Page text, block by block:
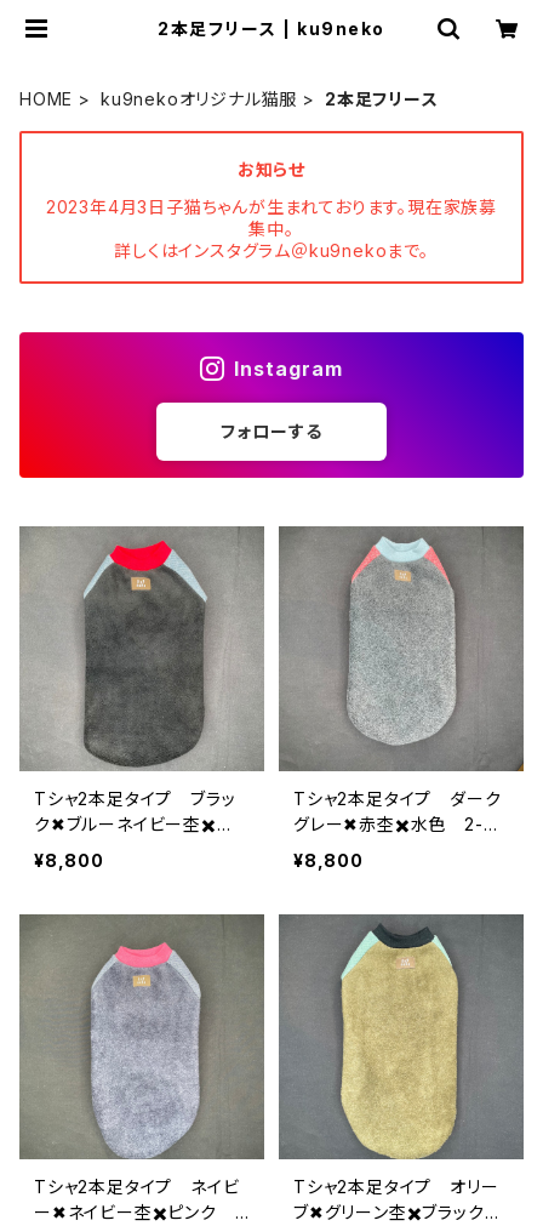
2本足フリース | ku9neko
HOME ku9nekoオリジナル猫服 2本足フリース
お知らせ
2023年4月3日子猫ちゃんが生まれております。現在家族募
集中。
詳しくはインスタグラム＠ku9nekoまで。
Instagram
フォローする
Tシャ2本足タイプ ブラッ
ク✖︎ブルーネイビー杢✖️
赤 2-XL-009
¥8,800
Tシャ2本足タイプ ダーク
グレー✖︎赤杢✖️水色 2-XL
-008
¥8,800
Tシャ2本足タイプ ネイビ
ー✖︎ネイビー杢✖️ピンク 2
Tシャ2本足タイプ オリー
ブ✖︎グリーン杢✖️ブラック